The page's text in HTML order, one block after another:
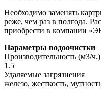
Необходимо заменять
реже, чем раз в полгода.
приобрести в компании
Параметры водоочистки
Производительность (м3/ч.)
1.5
Удаляемые загрязнения
железо, жесткость,